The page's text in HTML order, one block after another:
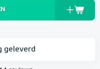
geleverd